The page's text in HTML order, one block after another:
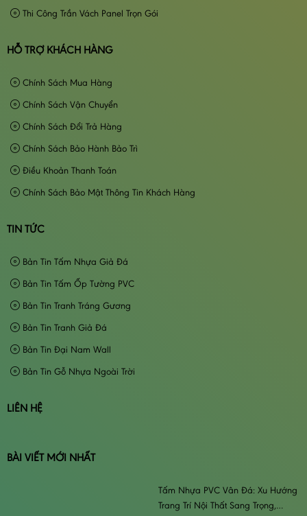
Thi Công Trần Vách Panel Trọn Gói
HỖ TRỢ KHÁCH HÀNG
Chính Sách Mua Hàng
Chính Sách Vận Chuyển
Chính Sách Đổi Trả Hàng
Chính Sách Bảo Hành Bảo Trì
Điều Khoản Thanh Toán
Chính Sách Bảo Mật Thông Tin Khách Hàng
TIN TỨC
Bản Tin Tấm Nhựa Giả Đá
Bản Tin Tấm Ốp Tường PVC
Bản Tin Tranh Tráng Gương
Bản Tin Tranh Giả Đá
Bản Tin Đại Nam Wall
Bản Tin Gỗ Nhựa Ngoài Trời
LIÊN HỆ
BÀI VIẾT MỚI NHẤT
Tấm Nhựa PVC Vân Đá: Xu Hướng
Trang Trí Nội Thất Sang Trọng,